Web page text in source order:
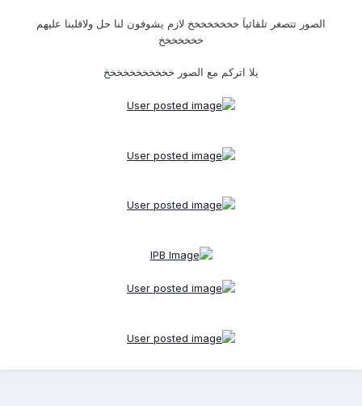
الصور تتصغر تلقائياَ خخخخخخخخ لازم يشوفون لنا حل ولاقلبنا عليهم
خخخخخخخ
يلا اتركم مع الصور خخخخخخخخخخخ